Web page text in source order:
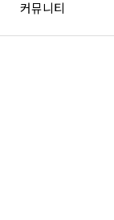
커뮤니티